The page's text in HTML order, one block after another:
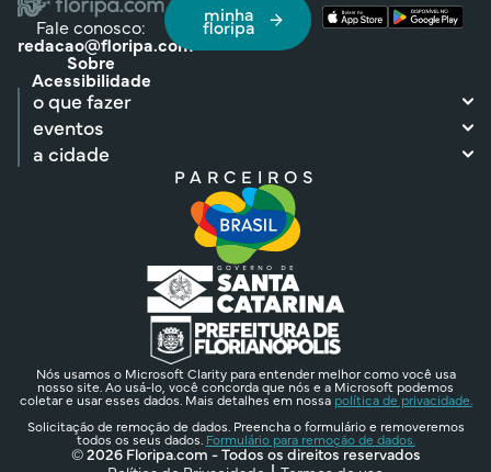
Fale conosco:
redacao@floripa.com
Sobre
Acessibilidade
minha
floripa
o que fazer
eventos
a cidade
PARCEIROS
Nós usamos o Microsoft Clarity para entender melhor como você usa
nosso site. Ao usá-lo, você concorda que nós e a Microsoft podemos
coletar e usar esses dados. Mais detalhes em nossa política de privacidade.
Solicitação de remoção de dados. Preencha o formulário e removeremos
todos os seus dados. Formulário para remoção de dados.
© 2026 Floripa.com - Todos os direitos reservados